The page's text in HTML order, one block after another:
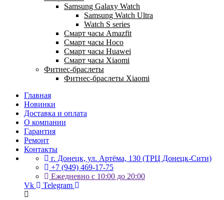
Samsung Galaxy Watch
Samsung Watch Ultra
Watch S series
Смарт часы Amazfit
Смарт часы Hoco
Смарт часы Huawei
Смарт часы Xiaomi
Фитнес-браслеты
Фитнес-браслеты Xiaomi
Главная
Новинки
Доставка и оплата
О компании
Гарантия
Ремонт
Контакты
г. Донецк, ул. Артёма, 130 (ТРЦ Донецк-Сити)
+7 (949) 469-17-75
Ежедневно с 10:00 до 20:00
Vk
Telegram